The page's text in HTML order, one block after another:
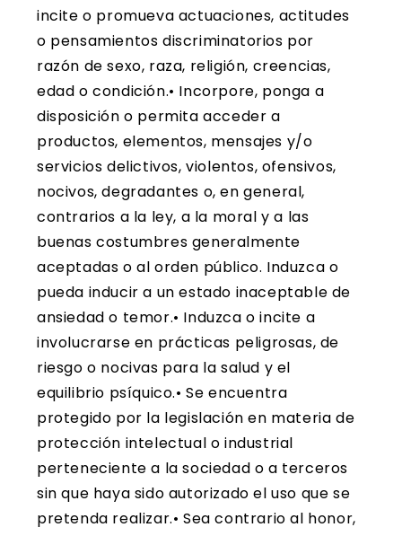
incite o promueva actuaciones, actitudes
o pensamientos discriminatorios por
razón de sexo, raza, religión, creencias,
edad o condición.• Incorpore, ponga a
disposición o permita acceder a
productos, elementos, mensajes y/o
servicios delictivos, violentos, ofensivos,
nocivos, degradantes o, en general,
contrarios a la ley, a la moral y a las
buenas costumbres generalmente
aceptadas o al orden público. Induzca o
pueda inducir a un estado inaceptable de
ansiedad o temor.• Induzca o incite a
involucrarse en prácticas peligrosas, de
riesgo o nocivas para la salud y el
equilibrio psíquico.• Se encuentra
protegido por la legislación en materia de
protección intelectual o industrial
perteneciente a la sociedad o a terceros
sin que haya sido autorizado el uso que se
pretenda realizar.• Sea contrario al honor,